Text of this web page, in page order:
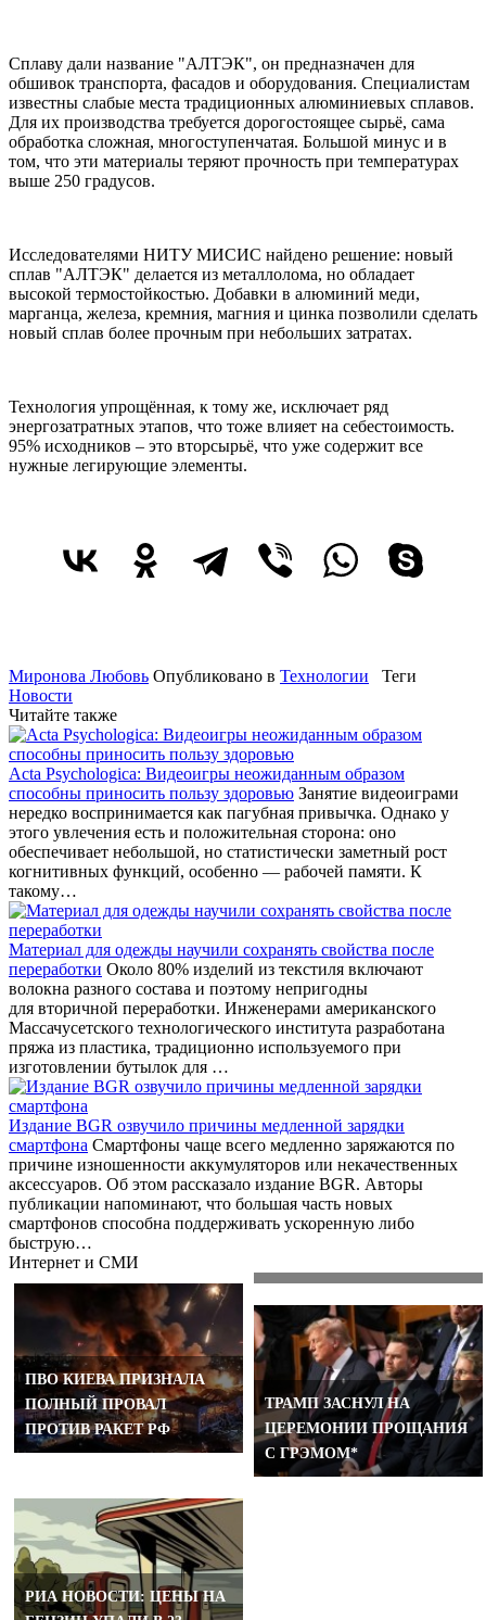
Сплаву дали название "АЛТЭК", он предназначен для
обшивок транспорта, фасадов и оборудования. Специалистам
известны слабые места традиционных алюминиевых сплавов.
Для их производства требуется дорогостоящее сырьё, сама
обработка сложная, многоступенчатая. Большой минус и в
том, что эти материалы теряют прочность при температурах
выше 250 градусов.
Исследователями НИТУ МИСИС найдено решение: новый
сплав "АЛТЭК" делается из металлолома, но обладает
высокой термостойкостью. Добавки в алюминий меди,
марганца, железа, кремния, магния и цинка позволили сделать
новый сплав более прочным при небольших затратах.
Технология упрощённая, к тому же, исключает ряд
энергозатратных этапов, что тоже влияет на себестоимость.
95% исходников – это вторсырьё, что уже содержит все
нужные легирующие элементы.
Миронова Любовь Опубликовано в Технологии Теги
Новости
Читайте также
Acta Psychologica: Видеоигры неожиданным образом
способны приносить пользу здоровью Занятие видеоиграми
нередко воспринимается как пагубная привычка. Однако у
этого увлечения есть и положительная сторона: оно
обеспечивает небольшой, но статистически заметный рост
когнитивных функций, особенно — рабочей памяти. К
такому…
Материал для одежды научили сохранять свойства после
переработки Около 80% изделий из текстиля включают
волокна разного состава и поэтому непригодны
для вторичной переработки. Инженерами американского
Массачусетского технологического института разработана
пряжа из пластика, традиционно используемого при
изготовлении бутылок для …
Издание BGR озвучило причины медленной зарядки
смартфона Смартфоны чаще всего медленно заряжаются по
причине изношенности аккумуляторов или некачественных
аксессуаров. Об этом рассказало издание BGR. Авторы
публикации напоминают, что большая часть новых
смартфонов способна поддерживать ускоренную либо
быструю…
Интернет и СМИ
ПВО КИЕВА ПРИЗНАЛА
ПОЛНЫЙ ПРОВАЛ
ПРОТИВ РАКЕТ РФ
В СФ ПРЕДУПРЕДИЛИ О
РИСКАХ РАЗВЯЗЫВАНИЯ
ТРАМП ЗАСНУЛ НА
ЦЕРЕМОНИИ ПРОЩАНИЯ
С ГРЭМОМ*
РИА НОВОСТИ: ЦЕНЫ НА